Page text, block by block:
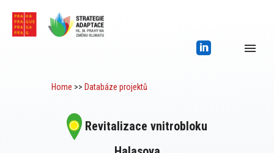
Home >> Databáze projektů
Revitalizace vnitrobloku